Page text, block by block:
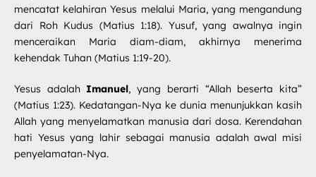
mencatat kelahiran Yesus melalui Maria, yang mengandung
dari Roh Kudus (Matius 1:18). Yusuf, yang awalnya ingin
menceraikan Maria diam-diam, akhirnya menerima
kehendak Tuhan (Matius 1:19-20).
Yesus adalah Imanuel, yang berarti “Allah beserta kita”
(Matius 1:23). Kedatangan-Nya ke dunia menunjukkan kasih
Allah yang menyelamatkan manusia dari dosa. Kerendahan
hati Yesus yang lahir sebagai manusia adalah awal misi
penyelamatan-Nya.